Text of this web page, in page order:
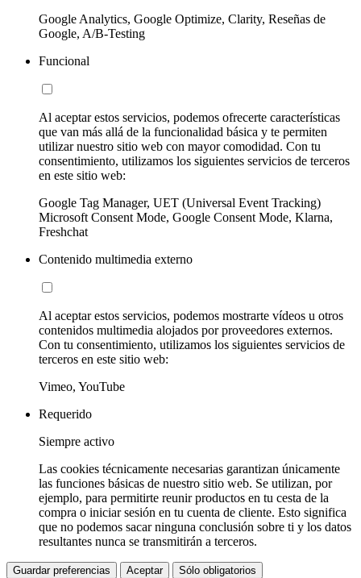
Google Analytics, Google Optimize, Clarity, Reseñas de
Google, A/B-Testing
Funcional
Al aceptar estos servicios, podemos ofrecerte características
que van más allá de la funcionalidad básica y te permiten
utilizar nuestro sitio web con mayor comodidad. Con tu
consentimiento, utilizamos los siguientes servicios de terceros
en este sitio web:
Google Tag Manager, UET (Universal Event Tracking)
Microsoft Consent Mode, Google Consent Mode, Klarna,
Freshchat
Contenido multimedia externo
Al aceptar estos servicios, podemos mostrarte vídeos u otros
contenidos multimedia alojados por proveedores externos.
Con tu consentimiento, utilizamos los siguientes servicios de
terceros en este sitio web:
Vimeo, YouTube
Requerido
Siempre activo
Las cookies técnicamente necesarias garantizan únicamente
las funciones básicas de nuestro sitio web. Se utilizan, por
ejemplo, para permitirte reunir productos en tu cesta de la
compra o iniciar sesión en tu cuenta de cliente. Esto significa
que no podemos sacar ninguna conclusión sobre ti y los datos
resultantes nunca se transmitirán a terceros.
Guardar preferencias Aceptar Sólo obligatorios